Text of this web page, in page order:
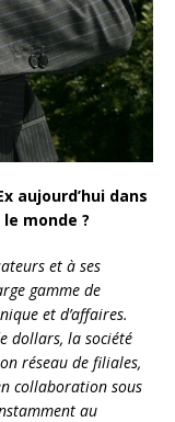
aujourd’hui dans
monde ?
et à ses
gamme de
et d’affaires.
dollars, la société
réseau de filiales,
collaboration sous
au